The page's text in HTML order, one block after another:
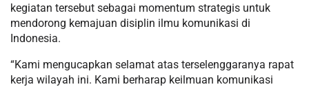
kegiatan tersebut sebagai momentum strategis untuk
mendorong kemajuan disiplin ilmu komunikasi di
Indonesia.
“Kami mengucapkan selamat atas terselenggaranya rapat
kerja wilayah ini. Kami berharap keilmuan komunikasi